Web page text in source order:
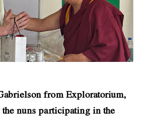
from Exploratorium,
nuns participating in the